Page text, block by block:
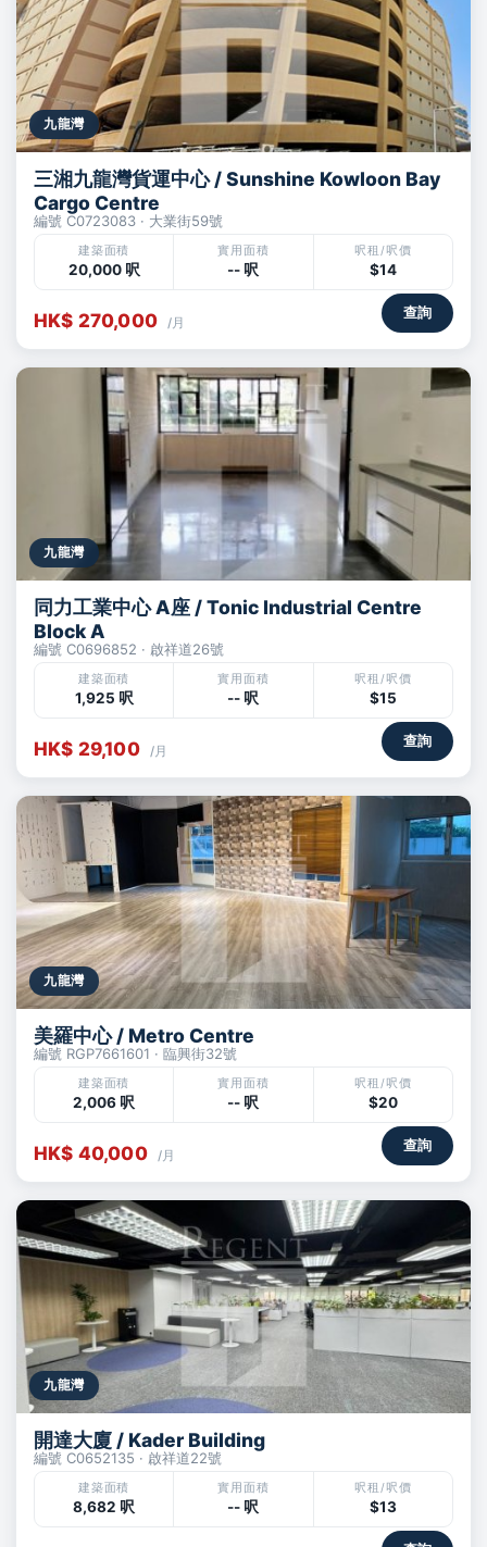
九龍灣
三湘九龍灣貨運中心 / Sunshine Kowloon Bay
Cargo Centre
編號 C0723083 · 大業街59號
建築面積
20,000 呎
實用面積
-- 呎
呎租/呎價
$14
HK$ 270,000 /月
查詢
九龍灣
同力工業中心 A座 / Tonic Industrial Centre
Block A
編號 C0696852 · 啟祥道26號
建築面積
1,925 呎
實用面積
-- 呎
呎租/呎價
$15
HK$ 29,100 /月
查詢
九龍灣
美羅中心 / Metro Centre
編號 RGP7661601 · 臨興街32號
建築面積
2,006 呎
實用面積
-- 呎
呎租/呎價
$20
HK$ 40,000 /月
查詢
九龍灣
開達大廈 / Kader Building
編號 C0652135 · 啟祥道22號
建築面積
8,682 呎
實用面積
-- 呎
呎租/呎價
$13